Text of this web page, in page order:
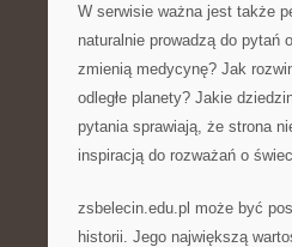
W serwisie ważna jest także
naturalnie prowadzą do pytań
zmienią medycynę? Jak
odległe planety? Jakie
pytania sprawiają, że strona
inspiracją do rozważań o
zsbelecin.edu.pl może być
historii. Jego największą